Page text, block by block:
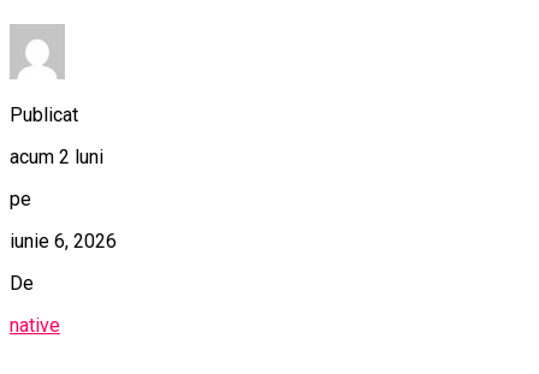
Publicat
acum 2 luni
pe
iunie 6, 2026
De
native